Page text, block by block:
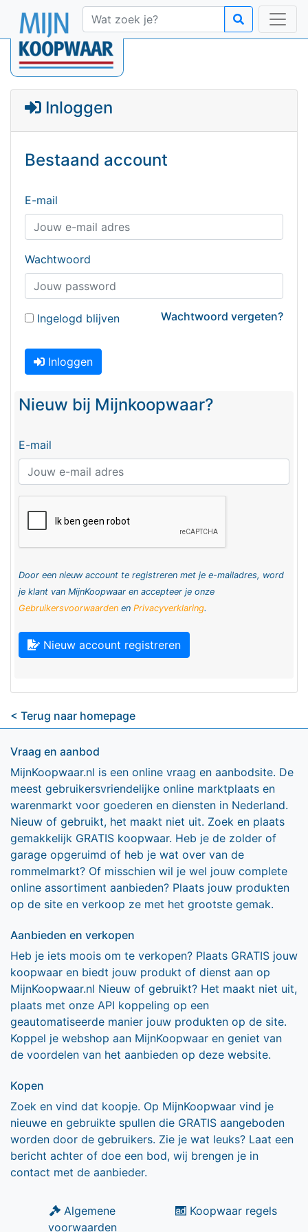
Inloggen
Bestaand account
E-mail
Wachtwoord
Wachtwoord vergeten?
Ingelogd blijven
Inloggen
Nieuw bij Mijnkoopwaar?
E-mail
Door een nieuw account te registreren met je e-mailadres, word
je klant van MijnKoopwaar en accepteer je onze
Gebruikersvoorwaarden en Privacyverklaring.
Nieuw account registreren
< Terug naar homepage
Vraag en aanbod
MijnKoopwaar.nl is een online vraag en aanbodsite. De
meest gebruikersvriendelijke online marktplaats en
warenmarkt voor goederen en diensten in Nederland.
Nieuw of gebruikt, het maakt niet uit. Zoek en plaats
gemakkelijk GRATIS koopwaar. Heb je de zolder of
garage opgeruimd of heb je wat over van de
rommelmarkt? Of misschien wil je wel jouw complete
online assortiment aanbieden? Plaats jouw produkten
op de site en verkoop ze met het grootste gemak.
Aanbieden en verkopen
Heb je iets moois om te verkopen? Plaats GRATIS jouw
koopwaar en biedt jouw produkt of dienst aan op
MijnKoopwaar.nl Nieuw of gebruikt? Het maakt niet uit,
plaats met onze API koppeling op een
geautomatiseerde manier jouw produkten op de site.
Koppel je webshop aan MijnKoopwaar en geniet van
de voordelen van het aanbieden op deze website.
Kopen
Zoek en vind dat koopje. Op MijnKoopwaar vind je
nieuwe en gebruikte spullen die GRATIS aangeboden
worden door de gebruikers. Zie je wat leuks? Laat een
bericht achter of doe een bod, wij brengen je in
contact met de aanbieder.
Algemene
voorwaarden
Koopwaar regels